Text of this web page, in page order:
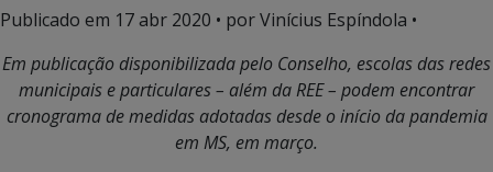
Publicado em 17 abr 2020 • por Vinícius Espíndola •
Em publicação disponibilizada pelo Conselho, escolas das redes
municipais e particulares – além da REE – podem encontrar
cronograma de medidas adotadas desde o início da pandemia
em MS, em março.